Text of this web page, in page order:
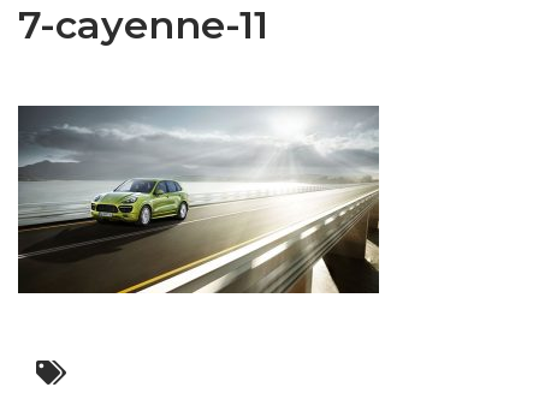
7-cayenne-11